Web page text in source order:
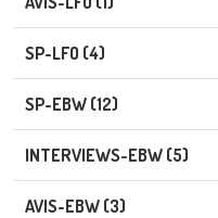
SP-LFO (4)
SP-EBW (12)
INTERVIEWS-EBW (5)
AVIS-EBW (3)